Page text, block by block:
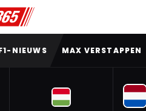
MENU
NIEUWS MAX VERSTAPPEN